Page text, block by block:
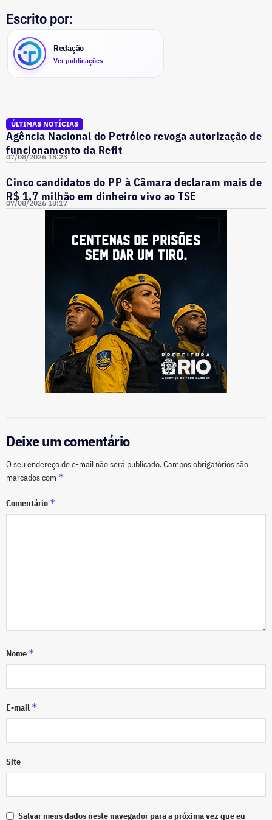
Escrito por:
Redação
Ver publicações
ÚLTIMAS NOTÍCIAS
Agência Nacional do Petróleo revoga autorização de
funcionamento da Refit
07/08/2026 18:23
Cinco candidatos do PP à Câmara declaram mais de
R$ 1,7 milhão em dinheiro vivo ao TSE
07/08/2026 18:17
Deixe um comentário
O seu endereço de e-mail não será publicado.Campos obrigatórios são
marcados com *
Comentário *
Nome *
E-mail *
Site
Salvar meus dados neste navegador para a próxima vez que eu